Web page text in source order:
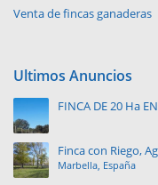
Venta de fincas ganaderas
Ultimos Anuncios
FINCA DE 20 Ha
Finca con Riego,
Marbella, España